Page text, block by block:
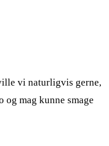
vi naturligvis gerne,
mag kunne smage